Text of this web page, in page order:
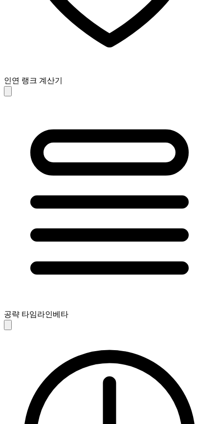
인연 랭크 계산기
공략 타임라인베타